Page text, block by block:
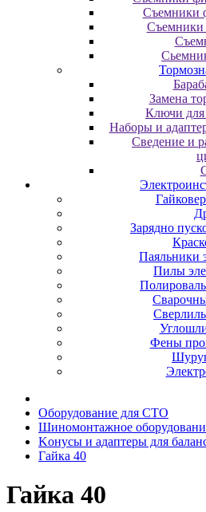
Съемники
Съемники
Замена
Ключи для
Наборы и
Сведение и
Зарядно
Паяльники
Пилы
Фены
Oбopудoвaниe для CTO
Шиномонтажное
Koнуcы и aдaптepы для
Гайка 40
Гайка 40